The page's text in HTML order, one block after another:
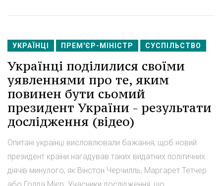
УКРАЇНЦІ ПРЕМ'ЄР-МІНІСТР СУСПІЛЬСТВО
Українці поділилися своїми
уявленнями про те, яким
повинен бути сьомий
президент України - результати
дослідження (відео)
Опитані українці висловлювали бажання, щоб новий
президент країни нагадував таких видатних політичних
діячів минулого, як Вінстон Черчилль, Маргарет Тетчер